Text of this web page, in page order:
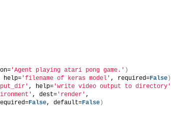
'Agent playing atari pong game.' )
help= 'filename of keras model' , required=False )
, help= 'write video output to directory'
, dest= 'render' ,
False, default=False )